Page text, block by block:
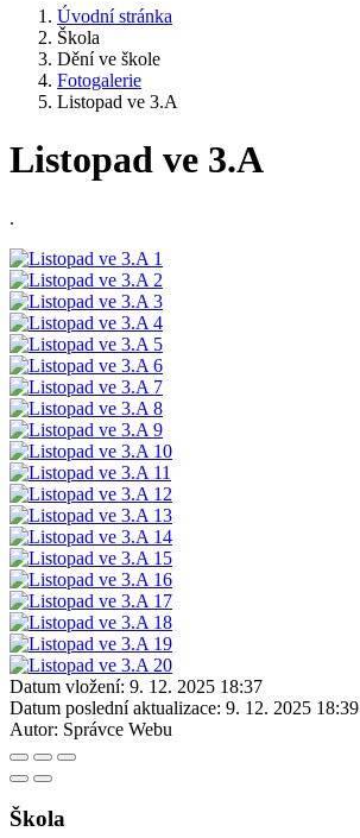
Úvodní stránka
Škola
Dění ve škole
Fotogalerie
Listopad ve 3.A
Listopad ve 3.A
.
Datum vložení: 9. 12. 2025 18:37
Datum poslední aktualizace: 9. 12. 2025 18:39
Autor: Správce Webu
Škola